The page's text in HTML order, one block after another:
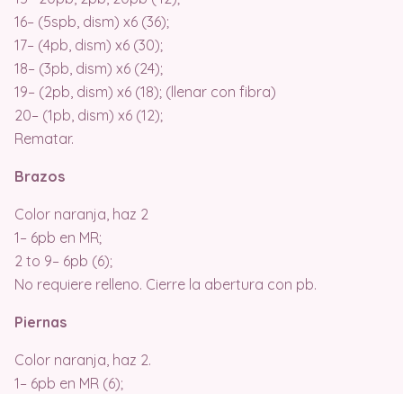
16– (5spb, dism) x6 (36);
17– (4pb, dism) x6 (30);
18– (3pb, dism) x6 (24);
19– (2pb, dism) x6 (18); (llenar con fibra)
20– (1pb, dism) x6 (12);
Rematar.
Brazos
Color naranja, haz 2
1– 6pb en MR;
2 to 9– 6pb (6);
No requiere relleno. Cierre la abertura con pb.
Piernas
Color naranja, haz 2.
1– 6pb en MR (6);